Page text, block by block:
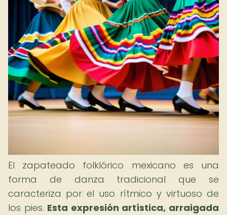
El zapateado folklórico mexicano es una
forma de danza tradicional que se
caracteriza por el uso rítmico y virtuoso de
los pies. Esta expresión artística, arraigada